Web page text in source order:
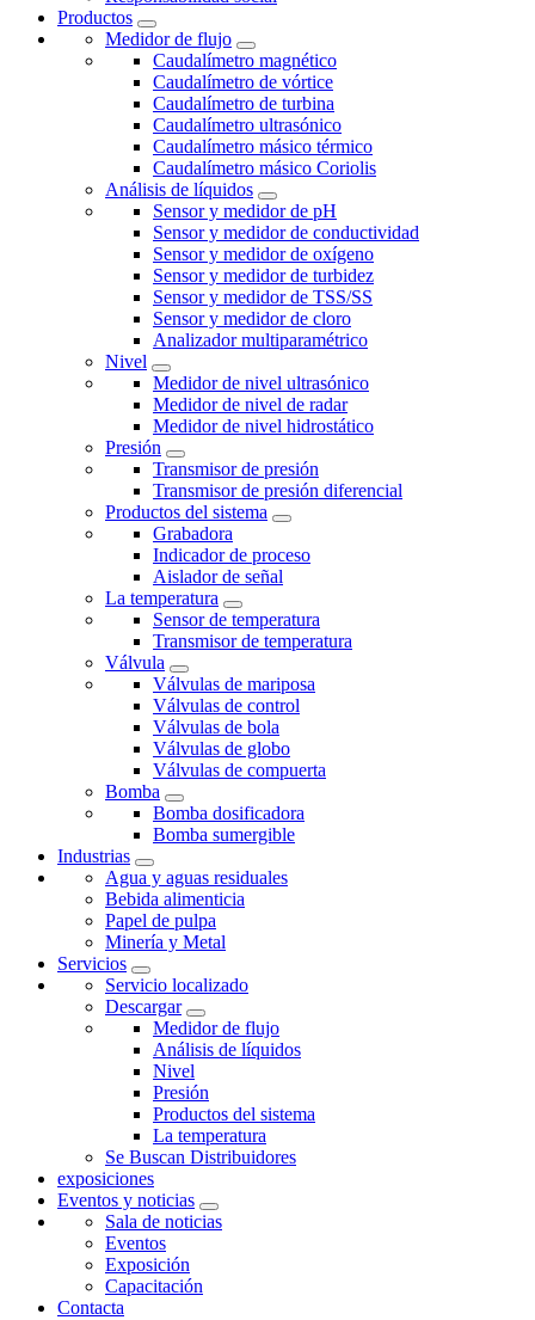
Productos
Medidor de flujo
Caudalímetro magnético
Caudalímetro de vórtice
Caudalímetro de turbina
Caudalímetro ultrasónico
Caudalímetro másico térmico
Caudalímetro másico Coriolis
Análisis de líquidos
Sensor y medidor de pH
Sensor y medidor de conductividad
Sensor y medidor de oxígeno
Sensor y medidor de turbidez
Sensor y medidor de TSS/SS
Sensor y medidor de cloro
Analizador multiparamétrico
Nivel
Medidor de nivel ultrasónico
Medidor de nivel de radar
Medidor de nivel hidrostático
Presión
Transmisor de presión
Transmisor de presión diferencial
Productos del sistema
Grabadora
Indicador de proceso
Aislador de señal
La temperatura
Sensor de temperatura
Transmisor de temperatura
Válvula
Válvulas de mariposa
Válvulas de control
Válvulas de bola
Válvulas de globo
Válvulas de compuerta
Bomba
Bomba dosificadora
Bomba sumergible
Industrias
Agua y aguas residuales
Bebida alimenticia
Papel de pulpa
Minería y Metal
Servicios
Servicio localizado
Descargar
Medidor de flujo
Análisis de líquidos
Nivel
Presión
Productos del sistema
La temperatura
Se Buscan Distribuidores
exposiciones
Eventos y noticias
Sala de noticias
Eventos
Exposición
Capacitación
Contacta